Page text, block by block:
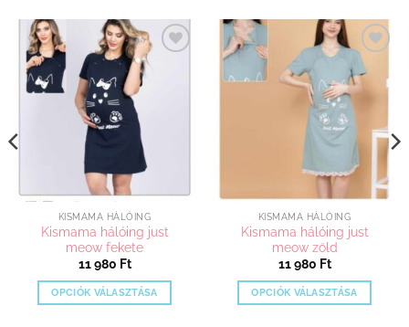
Kedvenceimhez
adom
KISMAMA HÁLÓING
Kismama hálóing just
meow fekete
11 980 Ft
OPCIÓK VÁLASZTÁSA
Kedvenceimhez
adom
KISMAMA HÁLÓING
Kismama hálóing just
meow zöld
11 980 Ft
OPCIÓK VÁLASZTÁSA